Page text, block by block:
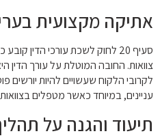
אתיקה מקצועית
סעיף 20 לחוק לשכת עורכי הדין
צוואות. החובה המוטלת על עורך הדין
לקרובי הלקוח שעשויים להיות יורשים
עניינים, במיוחד כאשר מטפלים
תיעוד והגנה על